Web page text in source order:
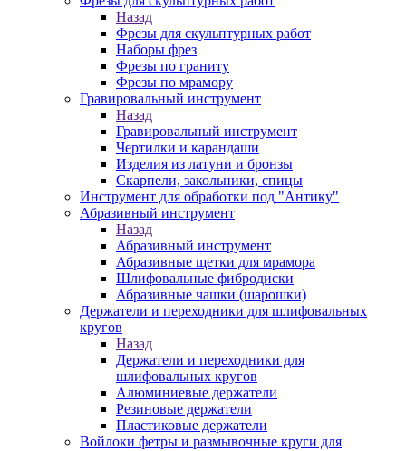
Назад
Фрезы для скульптурных работ
Наборы фрез
Фрезы по граниту
Фрезы по мрамору
Гравировальный инструмент
Назад
Гравировальный инструмент
Чертилки и карандаши
Изделия из латуни и бронзы
Скарпели, закольники, спицы
Инструмент для обработки под "Антику"
Абразивный инструмент
Назад
Абразивный инструмент
Абразивные щетки для мрамора
Шлифовальные фибродиски
Абразивные чашки (шарошки)
Держатели и переходники для шлифовальных
кругов
Назад
Держатели и переходники для
шлифовальных кругов
Алюминиевые держатели
Резиновые держатели
Пластиковые держатели
Войлоки фетры и размывочные круги для